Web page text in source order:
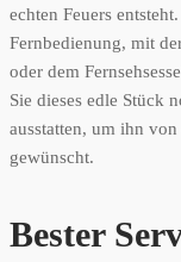
echten Feuers
Fernbedienung, mit
oder dem
Sie dieses edle Stück
ausstatten, um ihn
gewünscht.
Bester